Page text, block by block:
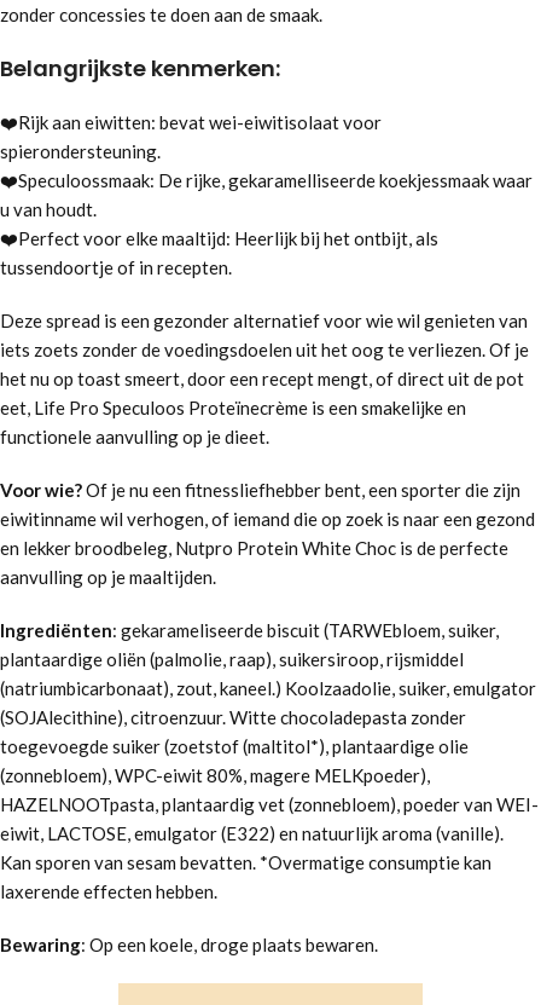
zonder concessies te doen aan de smaak.
Belangrijkste kenmerken:
❤️Rijk aan eiwitten: bevat wei-eiwitisolaat voor
spierondersteuning.
❤️Speculoossmaak: De rijke, gekaramelliseerde koekjessmaak waar
u van houdt.
❤️Perfect voor elke maaltijd: Heerlijk bij het ontbijt, als
tussendoortje of in recepten.
Deze spread is een gezonder alternatief voor wie wil genieten van
iets zoets zonder de voedingsdoelen uit het oog te verliezen. Of je
het nu op toast smeert, door een recept mengt, of direct uit de pot
eet, Life Pro Speculoos Proteïnecrème is een smakelijke en
functionele aanvulling op je dieet.
Voor wie?Of je nu een fitnessliefhebber bent, een sporter die zijn
eiwitinname wil verhogen, of iemand die op zoek is naar een gezond
en lekker broodbeleg, Nutpro Protein White Choc is de perfecte
aanvulling op je maaltijden.
Ingrediënten: gekarameliseerde biscuit (TARWEbloem, suiker,
plantaardige oliën (palmolie, raap), suikersiroop, rijsmiddel
(natriumbicarbonaat), zout, kaneel.) Koolzaadolie, suiker, emulgator
(SOJAlecithine), citroenzuur. Witte chocoladepasta zonder
toegevoegde suiker (zoetstof (maltitol*), plantaardige olie
(zonnebloem), WPC-eiwit 80%, magere MELKpoeder),
HAZELNOOTpasta, plantaardig vet (zonnebloem), poeder van WEI-
eiwit, LACTOSE, emulgator (E322) en natuurlijk aroma (vanille).
Kan sporen van sesam bevatten. *Overmatige consumptie kan
laxerende effecten hebben.
Bewaring: Op een koele, droge plaats bewaren.